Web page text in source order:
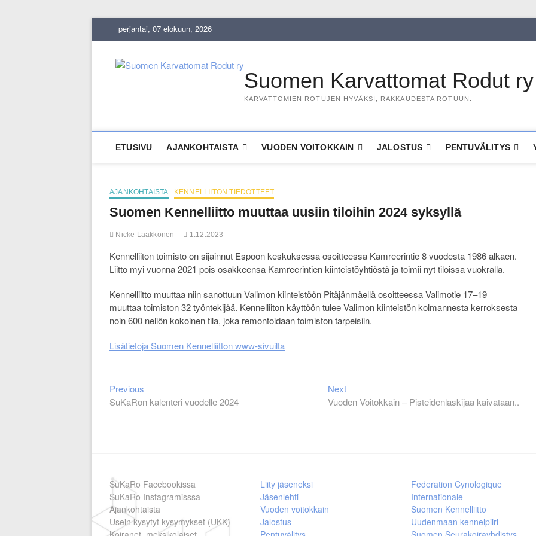
perjantai, 07 elokuun, 2026
Suomen Karvattomat Rodut ry
KARVATTOMIEN ROTUJEN HYVÄKSI, RAKKAUDESTA ROTUUN.
ETUSIVU AJANKOHTAISTA VUODEN VOITOKKAIN JALOSTUS PENTUVÄLITYS
AJANKOHTAISTA KENNELLIITON TIEDOTTEET
Suomen Kennelliitto muuttaa uusiin tiloihin 2024 syksyllä
Nicke Laakkonen 1.12.2023
Kennelliiton toimisto on sijainnut Espoon keskuksessa osoitteessa Kamreerintie 8 vuodesta 1986 alkaen.
Liitto myi vuonna 2021 pois osakkeensa Kamreerintien kiinteistöyhtiöstä ja toimii nyt tiloissa vuokralla.
Kennelliitto muuttaa niin sanottuun Valimon kiinteistöön Pitäjänmäellä osoitteessa Valimotie 17–19
muuttaa toimiston 32 työntekijää. Kennelliiton käyttöön tulee Valimon kiinteistön kolmannesta kerroksesta
noin 600 neliön kokoinen tila, joka remontoidaan toimiston tarpeisiin.
Lisätietoja Suomen Kennelliitton www-sivuilta
Artikkelien
selaus
Previous
post:
SuKaRon kalenteri vuodelle 2024
NextNext
post:
Vuoden Voitokkain – Pisteidenlaskijaa kaivataan..
SuKaRo Facebookissa
SuKaRo Instagramisssa
Ajankohtaista
Usein kysytyt kysymykset (UKK)
Liity jäseneksi
Jäsenlehti
Vuoden voitokkain
Jalostus
Federation Cynologique
Internationale
Suomen Kennelliitto
Uudenmaan kennelpiiri